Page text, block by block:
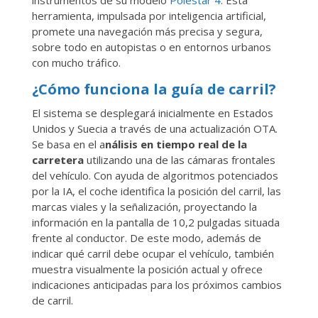
herramienta, impulsada por inteligencia artificial,
promete una navegación más precisa y segura,
sobre todo en autopistas o en entornos urbanos
con mucho tráfico.
¿Cómo funciona la guía de carril?
El sistema se desplegará inicialmente en Estados
Unidos y Suecia a través de una actualización OTA.
Se basa en el análisis en tiempo real de la
carretera utilizando una de las cámaras frontales
del vehículo. Con ayuda de algoritmos potenciados
por la IA, el coche identifica la posición del carril, las
marcas viales y la señalización, proyectando la
información en la pantalla de 10,2 pulgadas situada
frente al conductor. De este modo, además de
indicar qué carril debe ocupar el vehículo, también
muestra visualmente la posición actual y ofrece
indicaciones anticipadas para los próximos cambios
de carril.